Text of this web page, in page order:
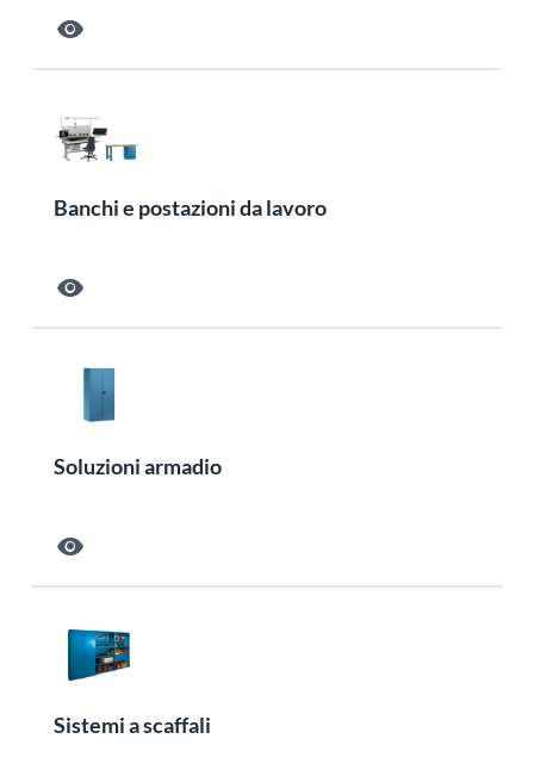
visibility
Banchi e postazioni da lavoro
visibility
Soluzioni armadio
visibility
Sistemi a scaffali